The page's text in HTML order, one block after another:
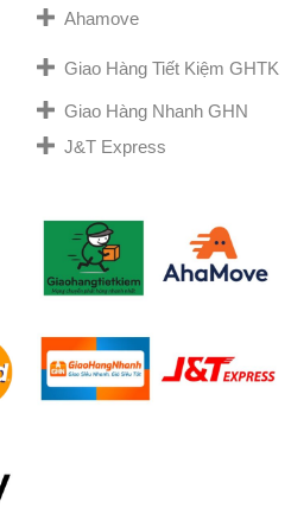
Ahamove
Giao Hàng Tiết Kiệm GHTK
Giao Hàng Nhanh GHN
J&T Express